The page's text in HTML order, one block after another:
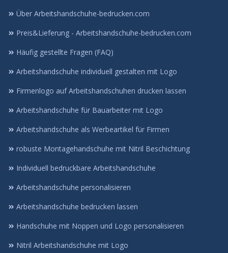
Über Arbeitshandschuhe-bedrucken.com
Preis&Lieferung - Arbeitshandschuhe-bedrucken.com
Häufig gestellte Fragen (FAQ)
Arbeitshandschuhe individuell gestalten mit Logo
Firmenlogo auf Arbeitshandschuhen drucken lassen
Arbeitshandschuhe für Bauarbeiter mit Logo
Arbeitshandschuhe als Werbeartikel für Firmen
robuste Montagehandschuhe mit Nitril Beschichtung
Individuell bedruckbare Arbeitshandschuhe
Arbeitshandschuhe personalisieren
Arbeitshandschuhe bedrucken lassen
Handschuhe mit Noppen und Logo personalisieren
Nitril Arbeitshandschuhe mit Logo